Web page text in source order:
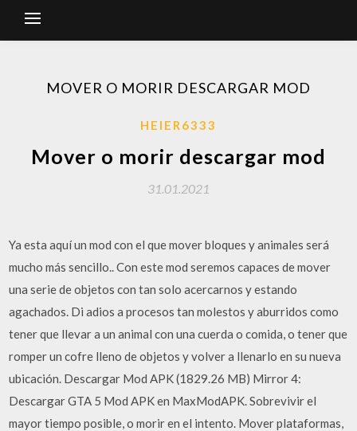
MOVER O MORIR DESCARGAR MOD
HEIER6333
Mover o morir descargar mod
31.01.2021
Ya esta aquí un mod con el que mover bloques y animales será
mucho más sencillo.. Con este mod seremos capaces de mover
una serie de objetos con tan solo acercarnos y estando
agachados. Di adios a procesos tan molestos y aburridos como
tener que llevar a un animal con una cuerda o comida, o tener que
romper un cofre lleno de objetos y volver a llenarlo en su nueva
ubicación. Descargar Mod APK (1829.26 MB) Mirror 4:
Descargar GTA 5 Mod APK en MaxModAPK. Sobrevivir el
mayor tiempo posible, o morir en el intento. Mover plataformas,